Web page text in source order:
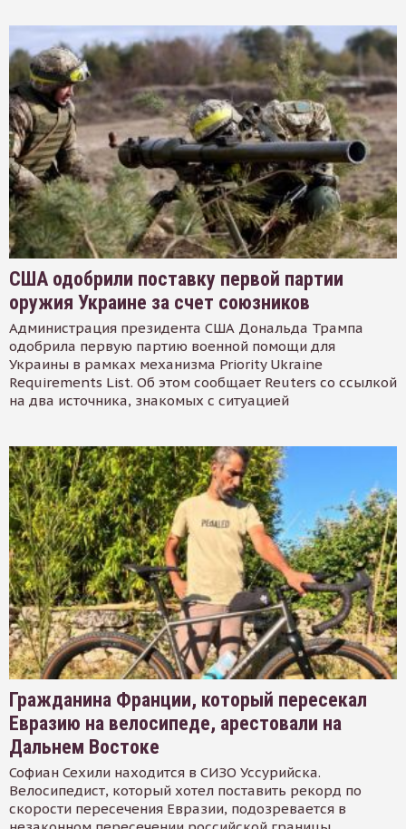
США одобрили поставку первой партии
оружия Украине за счет союзников
Администрация президента США Дональда Трампа
одобрила первую партию военной помощи для
Украины в рамках механизма Priority Ukraine
Requirements List. Об этом сообщает Reuters со ссылкой
на два источника, знакомых с ситуацией
Гражданина Франции, который пересекал
Евразию на велосипеде, арестовали на
Дальнем Востоке
Софиан Сехили находится в СИЗО Уссурийска.
Велосипедист, который хотел поставить рекорд по
скорости пересечения Евразии, подозревается в